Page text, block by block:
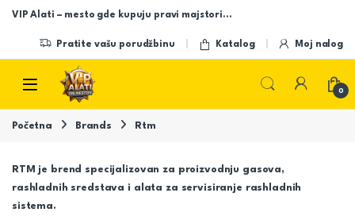
Skip to navigation
Skip to content
VIP Alati – mesto gde kupuju pravi majstori…
Pratite vašu porudžbinu Katalog Moj nalog
Open
0
Početna Brands Rtm
RTM je brend specijalizovan za proizvodnju gasova,
rashladnih sredstava i alata za servisiranje rashladnih
sistema.